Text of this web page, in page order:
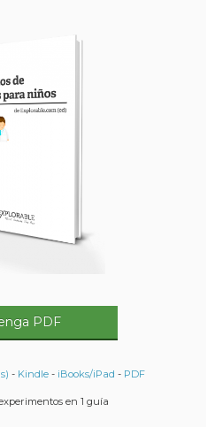
PDF
- Kindle- iBooks/iPad - PDF
en 1 guía